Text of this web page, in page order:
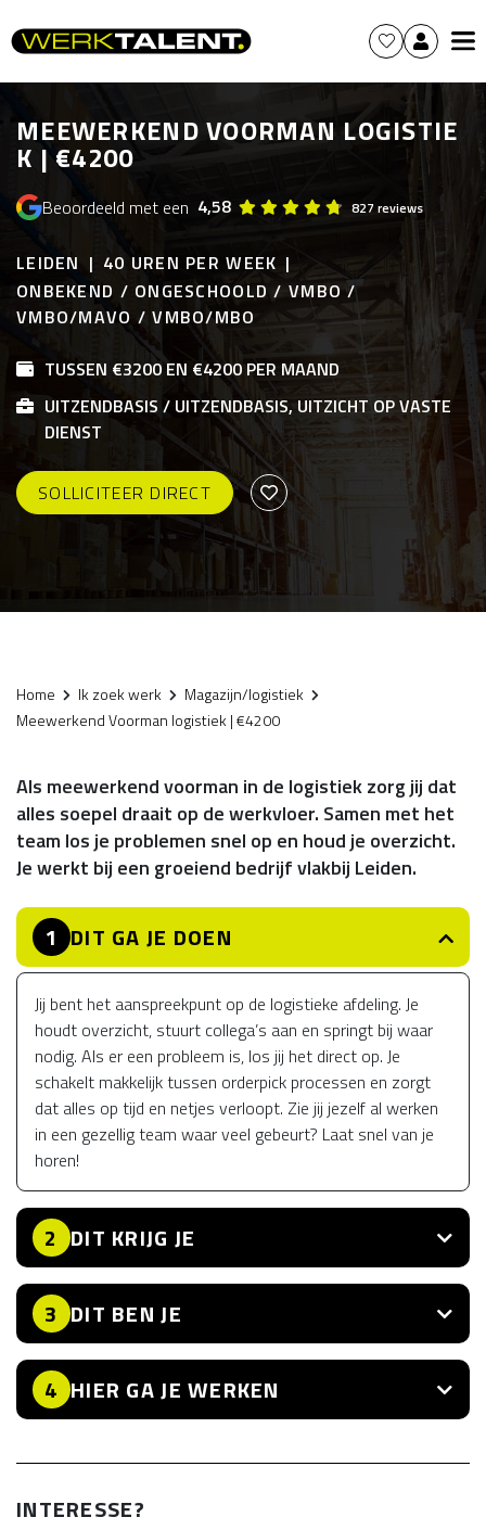
MEEWERKEND VOORMAN LOGISTIE
K | €4200
Beoordeeld met een 4,58 827 reviews
LEIDEN
40 UREN PER WEEK
ONBEKEND / ONGESCHOOLD / VMBO /
VMBO/MAVO / VMBO/MBO
TUSSEN €3200 EN €4200 PER MAAND
UITZENDBASIS / UITZENDBASIS, UITZICHT OP VASTE
DIENST
SOLLICITEER DIRECT
Home Ik zoek werk
Magazijn/logistiek
Meewerkend Voorman logistiek | €4200
Als meewerkend voorman in de logistiek zorg jij dat
alles soepel draait op de werkvloer. Samen met het
team los je problemen snel op en houd je overzicht.
Je werkt bij een groeiend bedrijf vlakbij Leiden.
1 DIT GA JE DOEN
Jij bent het aanspreekpunt op de logistieke afdeling. Je
houdt overzicht, stuurt collega’s aan en springt bij waar
nodig. Als er een probleem is, los jij het direct op. Je
schakelt makkelijk tussen orderpick processen en zorgt
dat alles op tijd en netjes verloopt. Zie jij jezelf al werken
in een gezellig team waar veel gebeurt? Laat snel van je
horen!
2 DIT KRIJG JE
3 DIT BEN JE
4 HIER GA JE WERKEN
INTERESSE?